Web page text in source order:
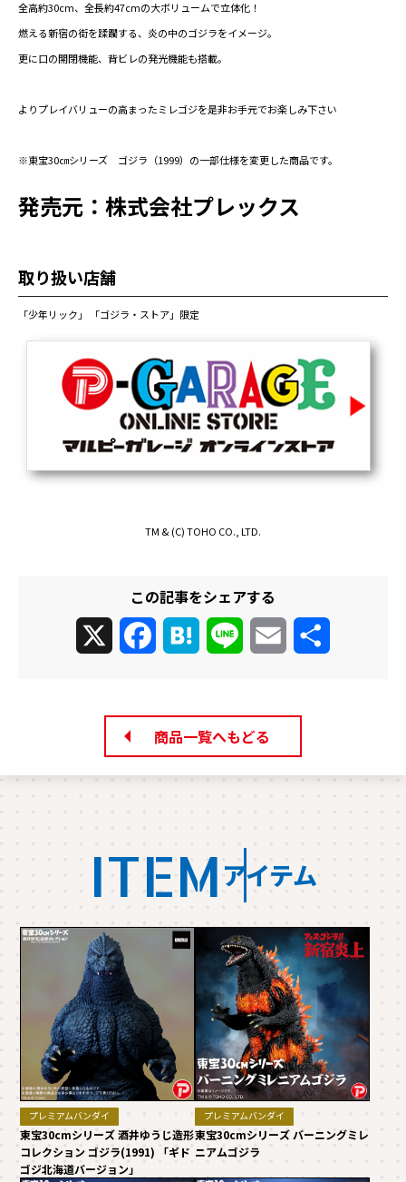
全高約30cm、全長約47cmの大ボリュームで立体化！
燃える新宿の街を蹂躙する、炎の中のゴジラをイメージ。
更に口の開閉機能、背ビレの発光機能も搭載。
よりプレイバリューの高まったミレゴジを是非お手元でお楽しみ下さい
※東宝30㎝シリーズ ゴジラ（1999）の一部仕様を変更した商品です。
発売元：株式会社プレックス
取り扱い店舗
「少年リック」 「ゴジラ・ストア」限定
TM & (C) TOHO CO., LTD.
この記事をシェアする
FacebookHatena Line Email
商品一覧へもどる
ITEM アイテム
プレミアムバンダイ
東宝30cmシリーズ 酒井ゆうじ造形
コレクション ゴジラ(1991) 「ギド
ゴジ北海道バージョン」
プレミアムバンダイ
東宝30cmシリーズ バーニングミレ
ニアムゴジラ